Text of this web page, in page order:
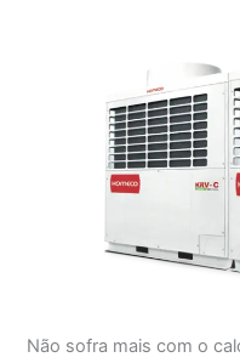
Não sofra mais com o